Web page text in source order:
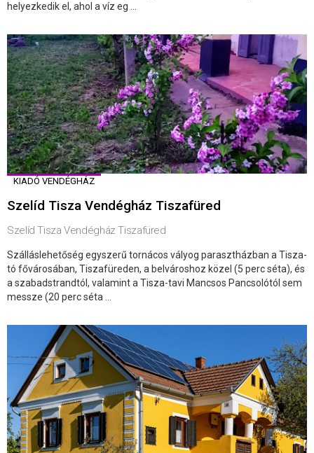
helyezkedik el, ahol a víz eg ...
KIADÓ VENDÉGHÁZ
Szelíd Tisza Vendégház Tiszafüred
Szelíd Tisza Vendégház Tiszafüred
Szálláslehetőség egyszerű tornácos vályog parasztházban a Tisza-
tó fővárosában, Tiszafüreden, a belvároshoz közel (5 perc séta), és
a szabadstrandtól, valamint a Tisza-tavi Mancsos Pancsolótól sem
messze (20 perc séta ...